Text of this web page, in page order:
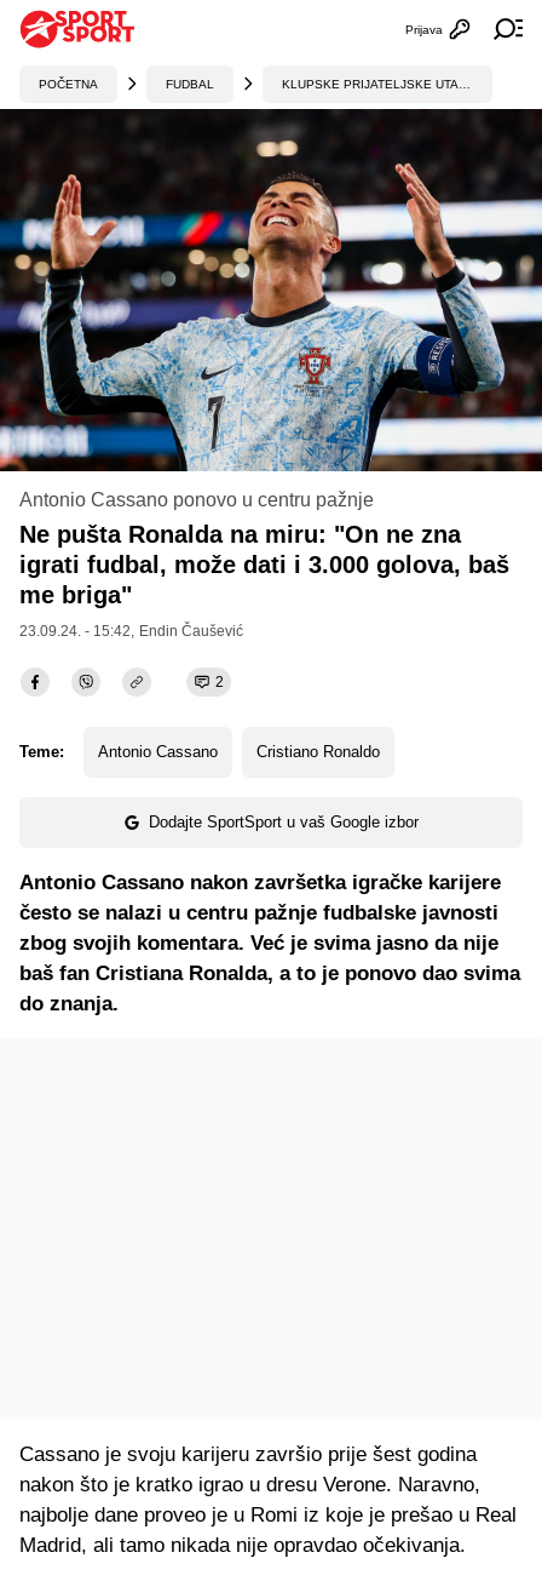
Otvori
Prijava
POČETNA FUDBAL
Antonio Cassano ponovo u centru pažnje
Ne pušta Ronalda na miru: "On ne zna
igrati fudbal, može dati i 3.000 golova, baš
me briga"
23.09.24. - 15:42, Endin Čaušević
2
Teme: Antonio Cassano Cristiano Ronaldo
Dodajte SportSport u vaš Google izbor
Antonio Cassano nakon završetka igračke karijere
često se nalazi u centru pažnje fudbalske javnosti
zbog svojih komentara. Već je svima jasno da nije
baš fan Cristiana Ronalda, a to je ponovo dao svima
do znanja.
Cassano je svoju karijeru završio prije šest godina
nakon što je kratko igrao u dresu Verone. Naravno,
najbolje dane proveo je u Romi iz koje je prešao u Real
Madrid, ali tamo nikada nije opravdao očekivanja.